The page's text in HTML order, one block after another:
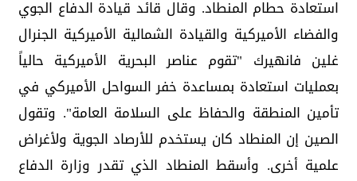
استعادة حطام المنطاد. وقال قائد قيادة الدفاع الجوي
والفضاء الأميركية والقيادة الشمالية الأميركية الجنرال
غلين فانهيرك "تقوم عناصر البحرية الأميركية حالياً
بعمليات استعادة بمساعدة خفر السواحل الأميركي في
تأمين المنطقة والحفاظ على السلامة العامة". وتقول
الصين إن المنطاد كان يستخدم للأرصاد الجوية ولأغراض
علمية أخرى. وأسقط المنطاد الذي تقدر وزارة الدفاع